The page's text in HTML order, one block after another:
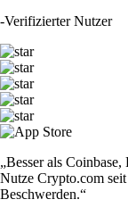
-Verifizierter Nutzer
„Besser als
Nutze Crypto.com
Beschwerden.“